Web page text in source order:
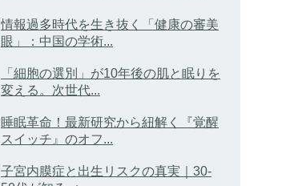
情報過多時代を生き抜く「健康の審美
眼」：中国の学術...
「細胞の選別」が10年後の肌と眠りを
変える。次世代...
睡眠革命！最新研究から紐解く『覚醒
スイッチ』のオフ...
子宮内膜症と出生リスクの真実｜30-